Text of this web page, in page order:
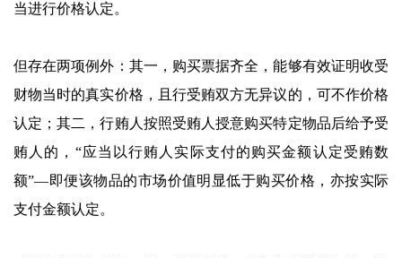
当进行价格认定。
但存在两项例外：其一，购买票据齐全，能够有效证明收受
财物当时的真实价格，且行受贿双方无异议的，可不作价格
认定；其二，行贿人按照受贿人授意购买特定物品后给予受
贿人的，“应当以行贿人实际支付的购买金额认定受贿数
额”—即便该物品的市场价值明显低于购买价格，亦按实际
支付金额认定。